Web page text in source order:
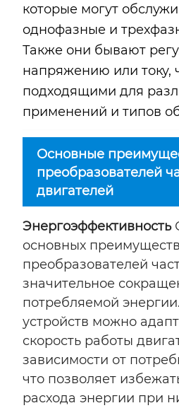
которые могут
однофазные и
Также они бывают
напряжению или току,
подходящими для
применений и типов
Основные
преобразователей
двигателей
Энергоэффективность
основных
преобразователей
значительное
потребляемой
устройств можно
скорость работы
зависимости от
что позволяет
расхода энергии при